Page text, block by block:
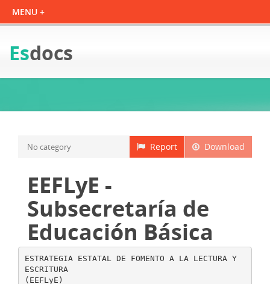
Esdocs
Download
Report
No category
EEFLyE -
Subsecretaría de
Educación Básica
ESTRATEGIA ESTATAL DE FOMENTO A LA LECTURA Y
ESCRITURA
(EEFLyE)